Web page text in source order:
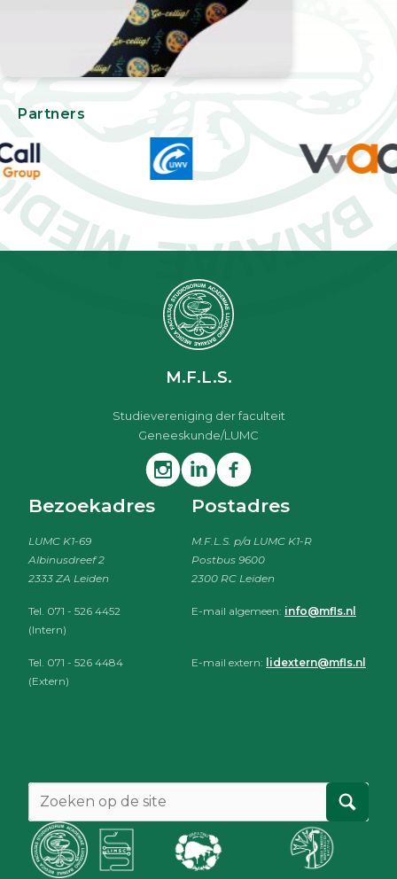
Partners
M.F.L.S.
Studievereniging der faculteit
Geneeskunde/LUMC
Bezoekadres
LUMC K1-69
Albinusdreef 2
2333 ZA Leiden
Tel. 071 - 526 4452
(Intern)
Tel. 071 - 526 4484
(Extern)
Postadres
M.F.L.S. p/a LUMC K1-R
Postbus 9600
2300 RC Leiden
E-mail algemeen: info@mfls.nl
E-mail extern: lidextern@mfls.nl